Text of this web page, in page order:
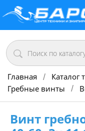
Главная / Каталог
Гребные винты
/
Винт